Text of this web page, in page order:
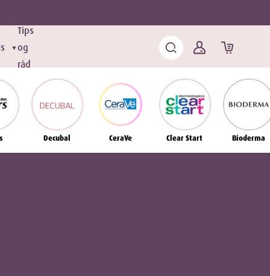
▼
Tips
og
råd
Decubal CeraVe Clear Start Bioderma